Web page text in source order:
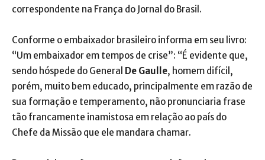
correspondente na França do Jornal do Brasil.
Conforme o embaixador brasileiro informa em seu livro:
“Um embaixador em tempos de crise”: “É evidente que,
sendo hóspede do General De Gaulle, homem difícil,
porém, muito bem educado, principalmente em razão de
sua formação e temperamento, não pronunciaria frase
tão francamente inamistosa em relação ao país do
Chefe da Missão que ele mandara chamar.